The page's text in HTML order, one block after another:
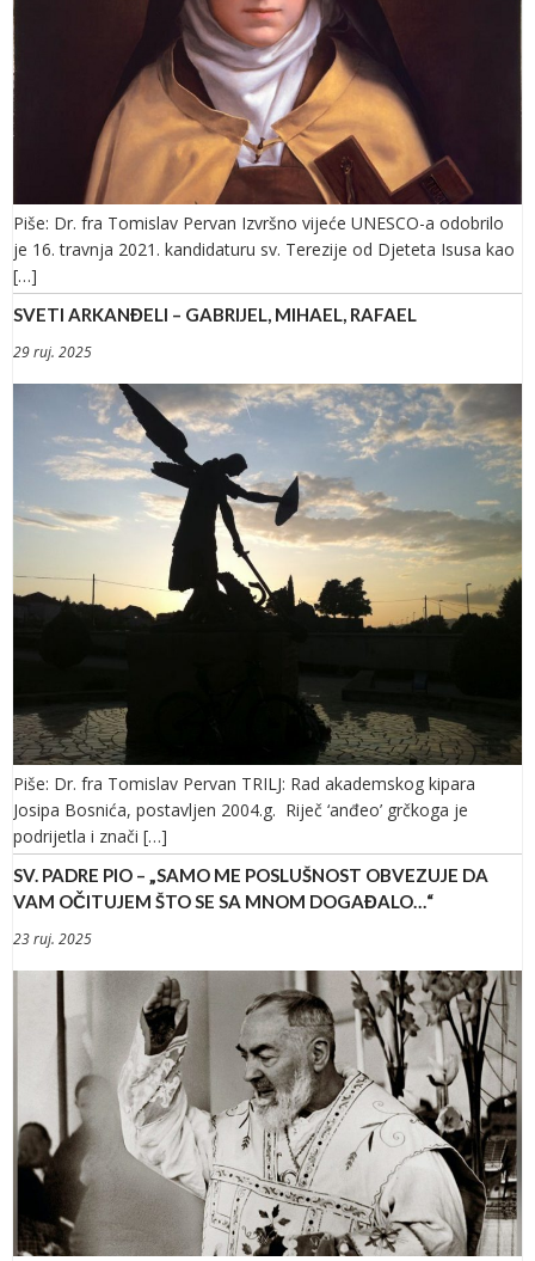
Piše: Dr. fra Tomislav Pervan Izvršno vijeće UNESCO-a odobrilo
je 16. travnja 2021. kandidaturu sv. Terezije od Djeteta Isusa kao
[…]
SVETI ARKANĐELI – GABRIJEL, MIHAEL, RAFAEL
29 ruj. 2025
Piše: Dr. fra Tomislav Pervan TRILJ: Rad akademskog kipara
Josipa Bosnića, postavljen 2004.g. Riječ ‘anđeo’ grčkoga je
podrijetla i znači […]
SV. PADRE PIO – „SAMO ME POSLUŠNOST OBVEZUJE DA
VAM OČITUJEM ŠTO SE SA MNOM DOGAĐALO…“
23 ruj. 2025